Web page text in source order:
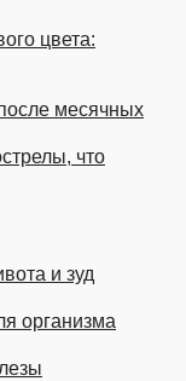
цвета:
месячных
что
и зуд
организма